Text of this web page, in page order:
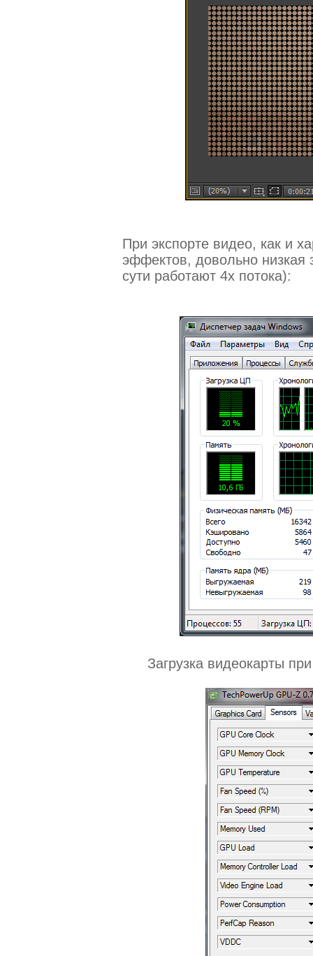
При экспорте видео, как и
эффектов, довольно низкая
сути работают 4х потока):
Загрузка видеокарты